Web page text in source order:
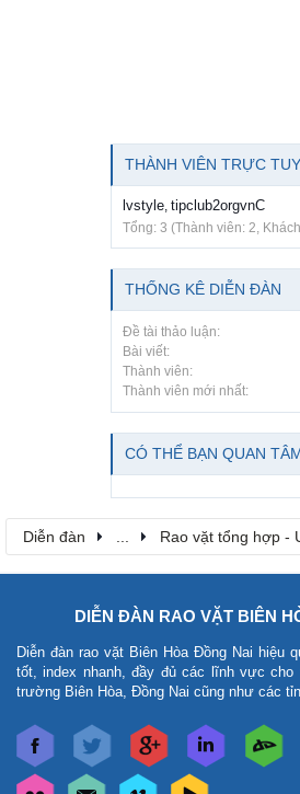
THÀNH VIÊN TRỰC
lvstyle tipclub2orgvnC
Tổng: 3 (Thành viên: 2,
THỐNG KÊ DIỄN ĐÀN
Đề tài thảo luận:
Bài viết:
Thành viên:
Thành viên mới nhất:
CÓ THỂ BẠN QUAN
Diễn đàn Rao vặt tổng hợp -
DIỄN ĐÀN RAO VẶT BIÊN
Diễn đàn rao vặt Biên Hòa Đồng Nai hiệu
tốt, index nhanh, đầy đủ các lĩnh vực cho
trường Biên Hòa, Đồng Nai cũng như các